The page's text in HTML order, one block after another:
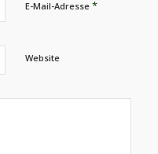
E-Mail-Adresse *
Website